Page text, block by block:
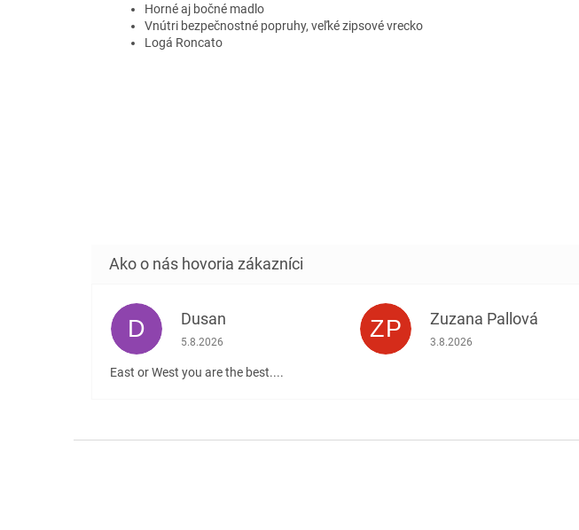
Horné aj bočné madlo
Vnútri bezpečnostné popruhy, veľké zipsové vrecko
Logá Roncato
D Dusan
Hodnotenie obchodu je 5 z 5 hviezdičiek.
5.8.2026
East or West you are the best....
ZP Zuzana Pallová
Hodnotenie obchodu je 5 z
3.8.2026